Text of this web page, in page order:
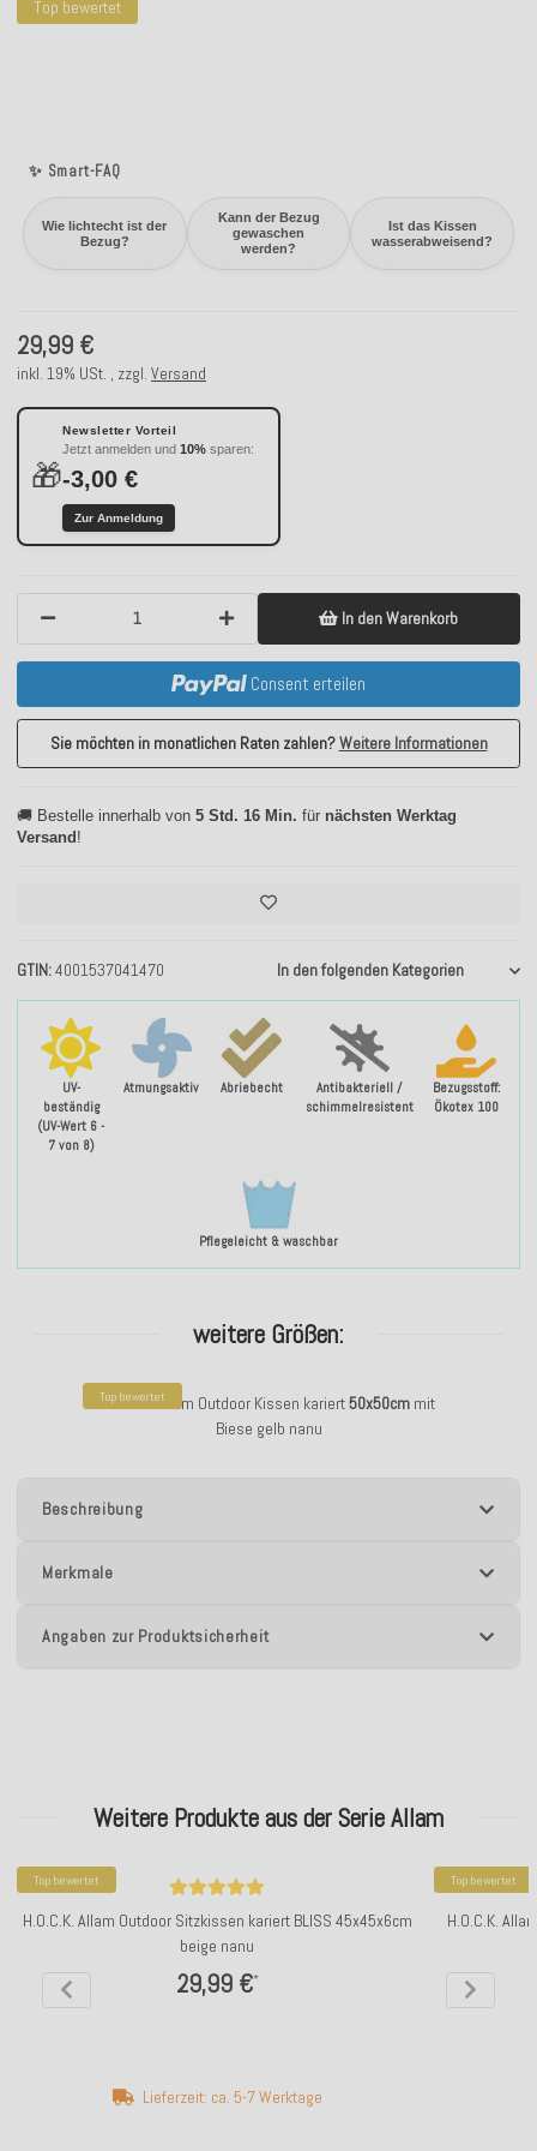
Top bewertet
✨ Smart-FAQ
Wie lichtecht ist der
Bezug?
Kann der Bezug
gewaschen
werden?
Ist das Kissen
wasserabweisend?
UV-
beständig
(UV-Wert 6 -
7 von 8)
Atmungsaktiv Abriebecht
Antibakteriell /
schimmelresistent
Bezugsstoff:
Ökotex 100
Pflegeleicht & waschbar
GTIN 4001537041470 In den folgenden Kategorien
29,99 €
inkl. 19% USt. , zzgl. Versand
🎁
Newsletter Vorteil
Jetzt anmelden und 10% sparen:
-3,00 €
Zur Anmeldung
In den Warenkorb
Consent erteilen
Sie möchten in monatlichen Raten zahlen?Weitere Informationen
🚚 Bestelle innerhalb von 5 Std. 16 Min. für nächsten Werktag
Versand!
weitere Größen:
Top bewertet
H.O.C.K. Allam Outdoor Kissen kariert50x50cm mit
Biese gelb nanu
Beschreibung
Merkmale
Angaben zur Produktsicherheit
Weitere Produkte aus der Serie Allam
Top bewertet
H.O.C.K. Allam Outdoor Sitzkissen kariert BLISS 45x45x6cm
beige nanu
29,99 €*
Lieferzeit: ca. 5-7 Werktage
Top bewertet
H.O.C.K.